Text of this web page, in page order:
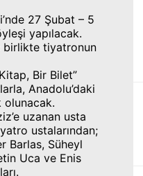
27 Şubat – 5
yapılacak.
birlikte tiyatronun
Bir Bilet”
Anadolu’daki
olunacak.
uzanan usta
ustalarından;
Barlas, Süheyl
Uca ve Enis